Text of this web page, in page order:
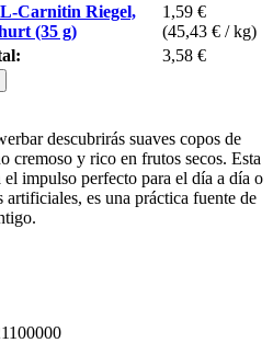
Carnitin Riegel,
(35 g)
1,59 €
(45,43 € / kg)
3,58 €
descubrirás suaves copos de
cremoso y rico en frutos secos. Esta
impulso perfecto para el día a día o
artificiales, es una práctica fuente de